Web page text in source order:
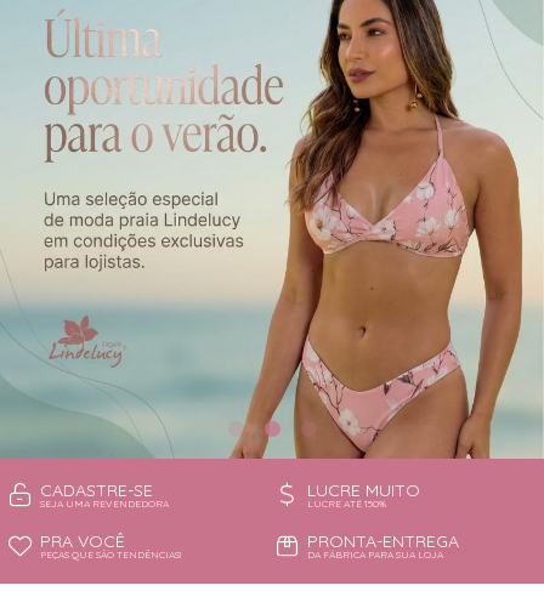
CONJUNTO
CONJUNTO BIQUÍNI
PIJAMA DE VERÃO
ROBE
TOP
TODOS DE OUTLET
CADASTRE-SE
SEJA UMA REVENDEDORA
LUCRE MUITO
LUCRE ATÉ 150%
PRA VOCÊ
PEÇAS QUE SÃO TENDÊNCIAS!
PRONTA-ENTREGA
DA FÁBRICA PARA SUA LOJA